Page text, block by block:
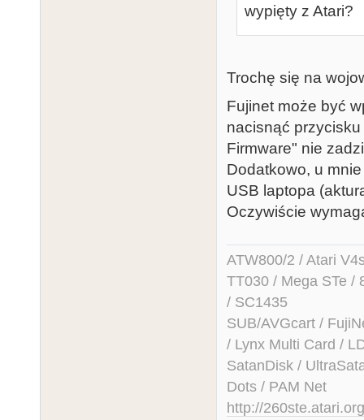
wypięty z Atari?
Trochę się na
Fujinet może być
nacisnąć
Firmware" nie
Dodatkowo, u
USB laptopa
Oczywiście
ATW800/2 / Atari
TT030 / Mega STe /
/ SC1435
SUB/AVGcart /
/ Lynx Multi Card /
SatanDisk /
Dots / PAM Net
http://260ste.atari.org